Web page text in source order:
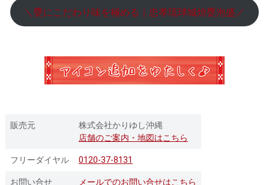
＼甕にこだわり味を極める｜忠孝琉球城焼甕泡盛／
販売元
株式会社かりゆし沖縄
店舗のご案内・地図はこちら
フリーダイヤル 0120-37-8131
お問い合せ メールでのお問い合せはこちら